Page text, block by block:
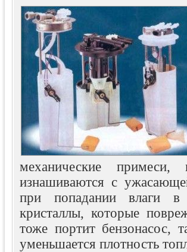
механические примеси,
изнашиваются с
при попадании влаги в
кристаллы, которые
тоже портит бензонасос,
уменьшается плотность